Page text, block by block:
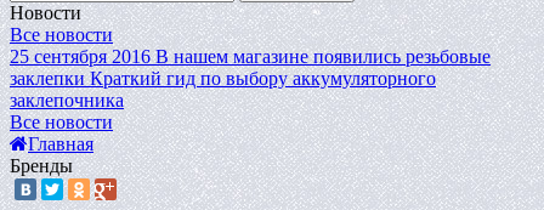
Новости
Все новости
25 сентября 2016 В нашем магазине появились резьбовые
заклепки Краткий гид по выбору аккумуляторного
заклепочника
Все новости
Главная
Бренды